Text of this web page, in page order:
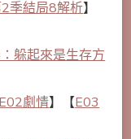
季結局8解析】
躲起來是生存方
E02劇情】【E03